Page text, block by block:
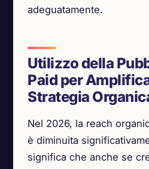
adeguatamente.
Utilizzo della
Paid per
Strategia
Nel 2026, la reach
è diminuita
significa che anche se